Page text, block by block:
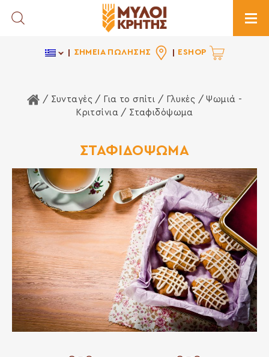
Toggle Search
ΣΗΜΕΙΑ ΠΩΛΗΣΗΣ ESHOP
Αρχική Σελίδα
/ Συνταγές / Για το σπίτι / Γλυκές /Ψωμιά -
Κριτσίνια / Σταφιδόψωμα
ΣΤΑΦΙΔΟΨΩΜΑ